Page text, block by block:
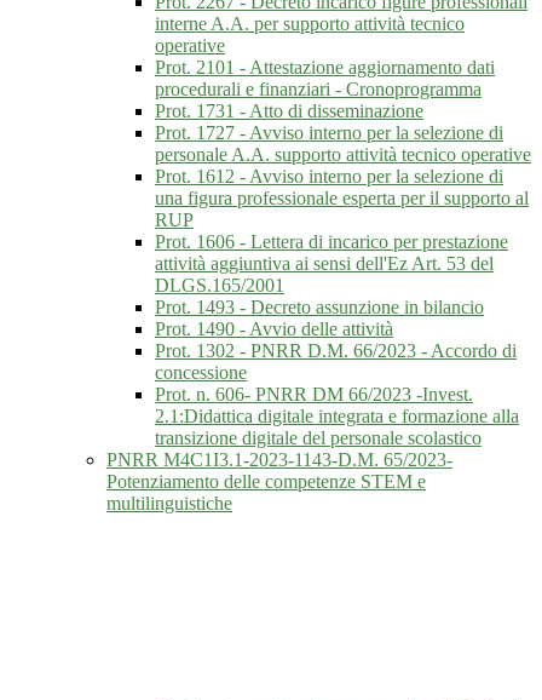
interne A.A. per supporto attività tecnico
operative
Prot. 2101 - Attestazione aggiornamento dati
procedurali e finanziari - Cronoprogramma
Prot. 1731 - Atto di disseminazione
Prot. 1727 - Avviso interno per la selezione di
personale A.A. supporto attività tecnico operative
Prot. 1612 - Avviso interno per la selezione di
una figura professionale esperta per il supporto al
RUP
Prot. 1606 - Lettera di incarico per prestazione
attività aggiuntiva ai sensi dell'Ez Art. 53 del
DLGS.165/2001
Prot. 1493 - Decreto assunzione in bilancio
Prot. 1490 - Avvio delle attività
Prot. 1302 - PNRR D.M. 66/2023 - Accordo di
concessione
Prot. n. 606- PNRR DM 66/2023 -Invest.
2.1:Didattica digitale integrata e formazione alla
transizione digitale del personale scolastico
PNRR M4C1I3.1-2023-1143-D.M. 65/2023-
Potenziamento delle competenze STEM e
multilinguistiche